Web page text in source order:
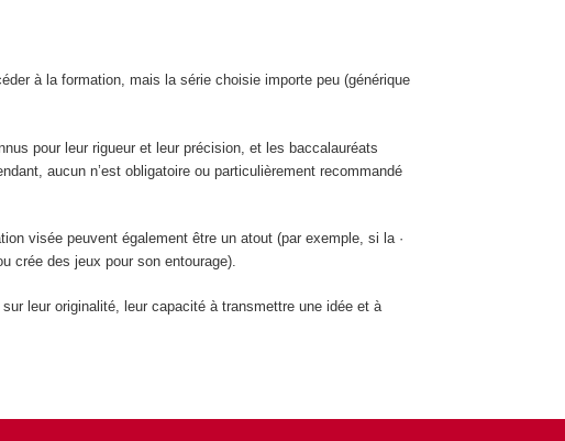
à la formation, mais la série choisie importe peu (générique
pour leur rigueur et leur précision, et les baccalauréats
aucun n’est obligatoire ou particulièrement recommandé
visée peuvent également être un atout (par exemple, si la ·
crée des jeux pour son entourage).
leur originalité, leur capacité à transmettre une idée et à